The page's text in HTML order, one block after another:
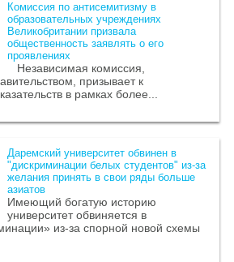
Комиссия по антисемитизму в
образовательных учреждениях
Великобритании призвала
общественность заявлять о его
проявлениях
Независимая комиссия,
призывает к
в рамках более...
Даремский университет обвинен в
"дискриминации белых студентов" из-за
желания принять в свои ряды больше
азиатов
Имеющий богатую историю
университет обвиняется в
из-за спорной новой схемы